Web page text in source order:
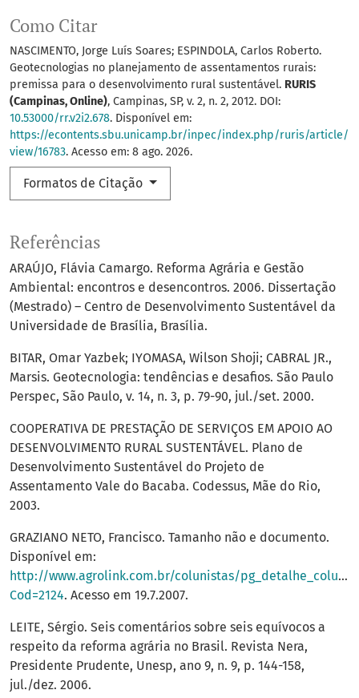
Como Citar
NASCIMENTO, Jorge Luís Soares; ESPINDOLA, Carlos Roberto.
Geotecnologias no planejamento de assentamentos rurais:
premissa para o desenvolvimento rural sustentável. RURIS
(Campinas, Online), Campinas, SP, v. 2, n. 2, 2012. DOI:
10.53000/rr.v2i2.678. Disponível em:
https://econtents.sbu.unicamp.br/inpec/index.php/ruris/article/
view/16783. Acesso em: 8 ago. 2026.
Formatos de Citação
Referências
ARAÚJO, Flávia Camargo. Reforma Agrária e Gestão
Ambiental: encontros e desencontros. 2006. Dissertação
(Mestrado) – Centro de Desenvolvimento Sustentável da
Universidade de Brasília, Brasília.
BITAR, Omar Yazbek; IYOMASA, Wilson Shoji; CABRAL JR.,
Marsis. Geotecnologia: tendências e desafios. São Paulo
Perspec, São Paulo, v. 14, n. 3, p. 79-90, jul./set. 2000.
COOPERATIVA DE PRESTAÇÃO DE SERVIÇOS EM APOIO AO
DESENVOLVIMENTO RURAL SUSTENTÁVEL. Plano de
Desenvolvimento Sustentável do Projeto de
Assentamento Vale do Bacaba. Codessus, Mãe do Rio,
2003.
GRAZIANO NETO, Francisco. Tamanho não e documento.
Disponível em:
http://www.agrolink.com.br/colunistas/
Cod=2124. Acesso em 19.7.2007.
LEITE, Sérgio. Seis comentários sobre seis equívocos a
respeito da reforma agrária no Brasil. Revista Nera,
Presidente Prudente, Unesp, ano 9, n. 9, p. 144-158,
jul./dez. 2006.